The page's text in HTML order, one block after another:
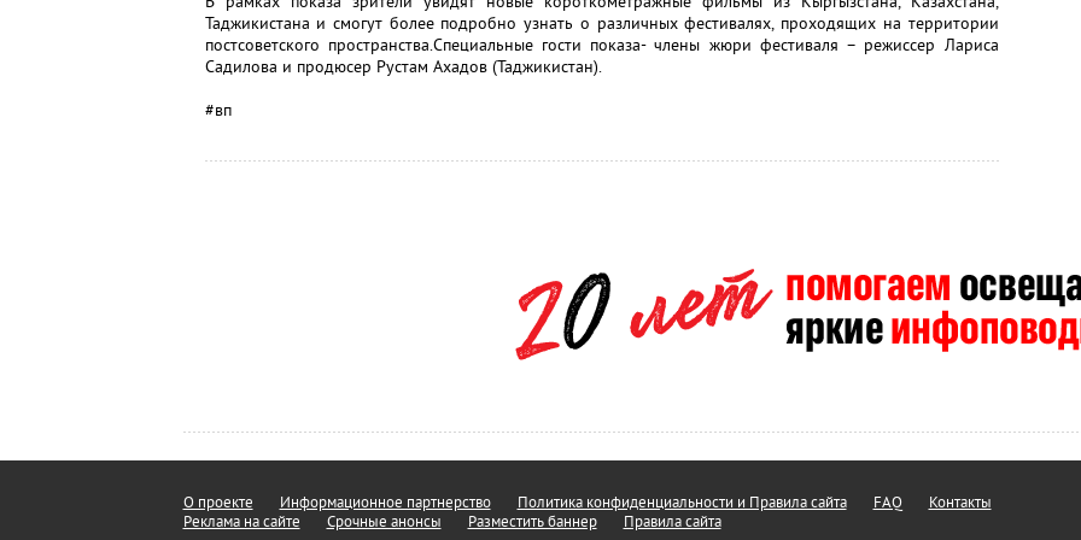
Таджикистана и смогут более подробно узнать о различных фестивалях, проходящих на территории
постсоветского пространства.Специальные гости показа- члены жюри фестиваля – режиссер Лариса
Садилова и продюсер Рустам Ахадов (Таджикистан).
#вп
О проекте Информационное партнерство Политика конфиденциальности и Правила сайта FAQ
Контакты
Реклама на сайте
Срочные анонсы Разместить баннер Правила сайта